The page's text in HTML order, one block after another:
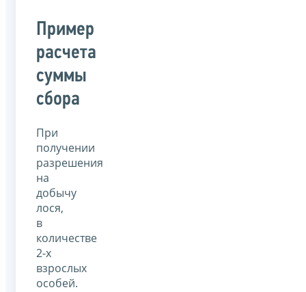
Пример
расчета
суммы
сбора
При
получении
разрешения
на
добычу
лося,
в
количестве
2-х
взрослых
особей.